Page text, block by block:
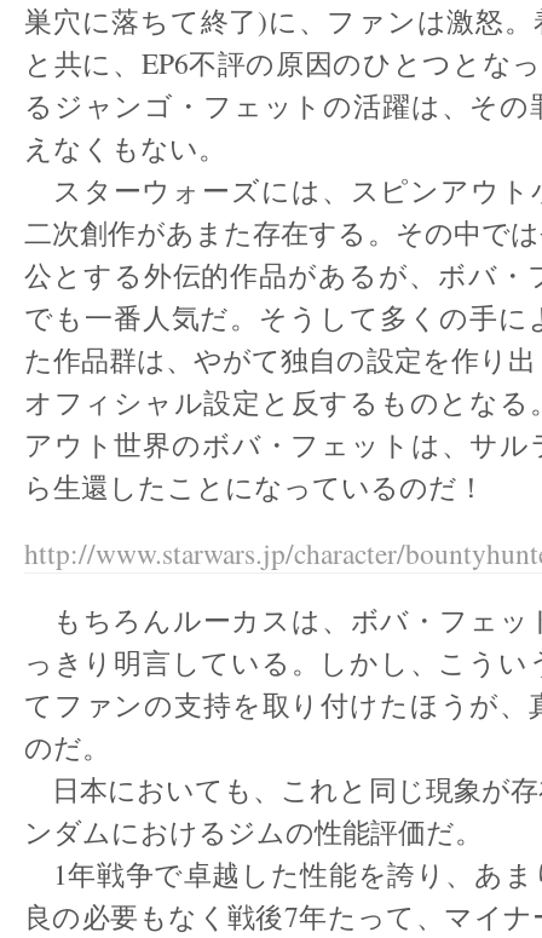
巣穴に落ちて終了)に、ファンは激怒
と共に、EP6不評の原因のひとつとな
るジャンゴ・フェットの活躍は、その
えなくもない。
スターウォーズには、スピンアウト
二次創作があまた存在する。その中で
公とする外伝的作品があるが、ボバ・
でも一番人気だ。そうして多くの手に
た作品群は、やがて独自の設定を作り
オフィシャル設定と反するものとなる
アウト世界のボバ・フェットは、サル
ら生還したことになっているのだ！
http://www.starwars.jp/character/
もちろんルーカスは、ボバ・フェッ
っきり明言している。しかし、こうい
てファンの支持を取り付けたほうが、
のだ。
日本においても、これと同じ現象が
ンダムにおけるジムの性能評価だ。
1年戦争で卓越した性能を誇り、あ
良の必要もなく戦後7年たって、マイ